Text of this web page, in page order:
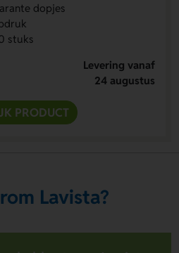
dopjes
stuks
Levering vanaf
24 augustus
PRODUCT
Lavista?